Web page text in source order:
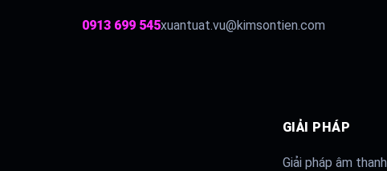
0913 699 545xuantuat.vu@kimsontien.com
GIẢI PHÁP
Giải pháp âm thanh